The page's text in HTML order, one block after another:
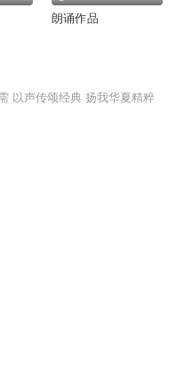
朗诵作品
以声传颂经典 扬我华夏精粹